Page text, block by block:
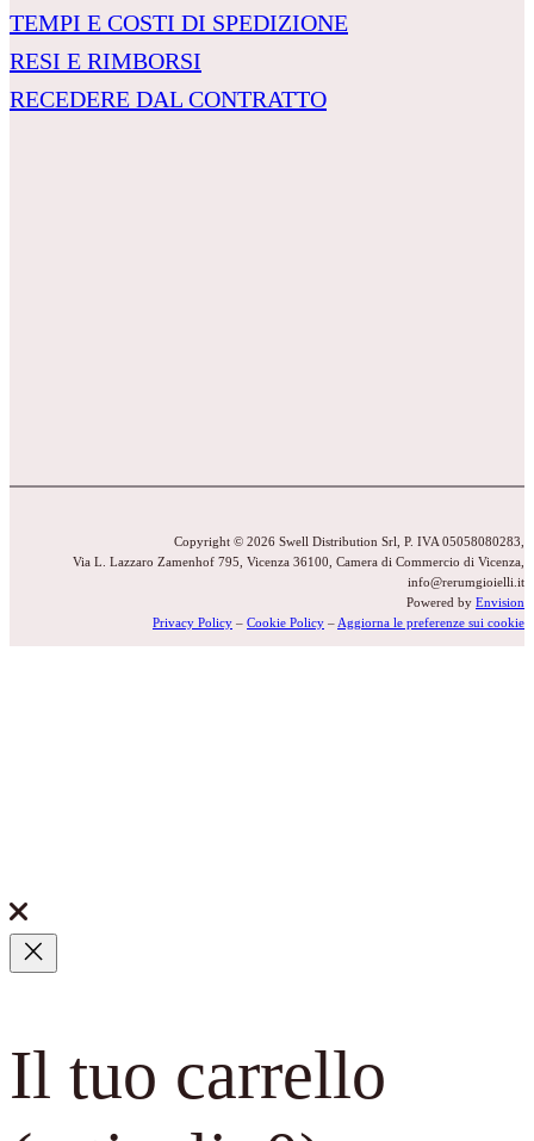
TEMPI E COSTI DI SPEDIZIONE
RESI E RIMBORSI
RECEDERE DAL CONTRATTO
Copyright © 2026 Swell Distribution Srl, P. IVA 05058080283,
Via L. Lazzaro Zamenhof 795, Vicenza 36100, Camera di Commercio di Vicenza,
info@rerumgioielli.it
Powered by Envision
Privacy Policy – Cookie Policy – Aggiorna le preferenze sui cookie
Il tuo carrello